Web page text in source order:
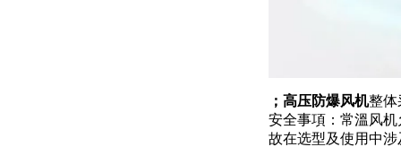
； 高压防爆风机整体
安全事項：常溫风
故在选型及使用中